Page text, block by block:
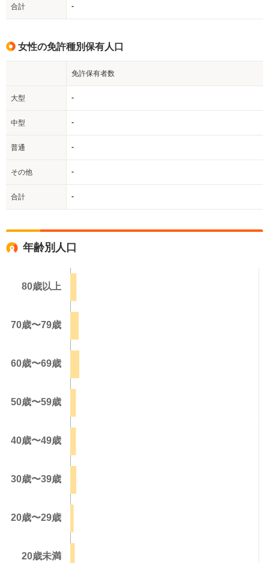
合計 -
女性の免許種別保有人口
免許保有者数
大型 -
中型 -
普通 -
その他 -
合計 -
年齢別人口